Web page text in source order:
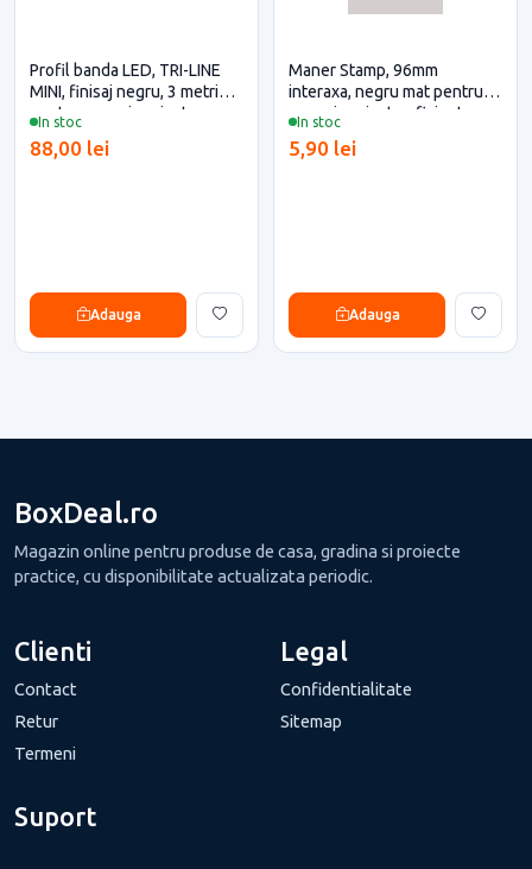
In stoc
Profil banda LED, TRI-LINE
MINI, finisaj negru, 3 metri
pentru casa si proiecte
88,00 lei
Adauga
In stoc
Maner Stamp, 96mm
interaxa, negru mat pentru
casa si proiecte eficiente
5,90 lei
Adauga
BoxDeal.ro
Magazin online pentru produse de casa, gradina si proiecte
practice, cu disponibilitate actualizata periodic.
Clienti
Contact
Retur
Termeni
Legal
Confidentialitate
Sitemap
Suport